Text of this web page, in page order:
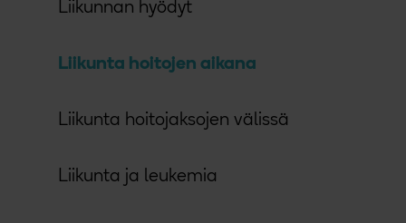
Liikunnan hyödyt
Liikunta hoitojen aikana
Liikunta hoitojaksojen välissä
Liikunta ja leukemia